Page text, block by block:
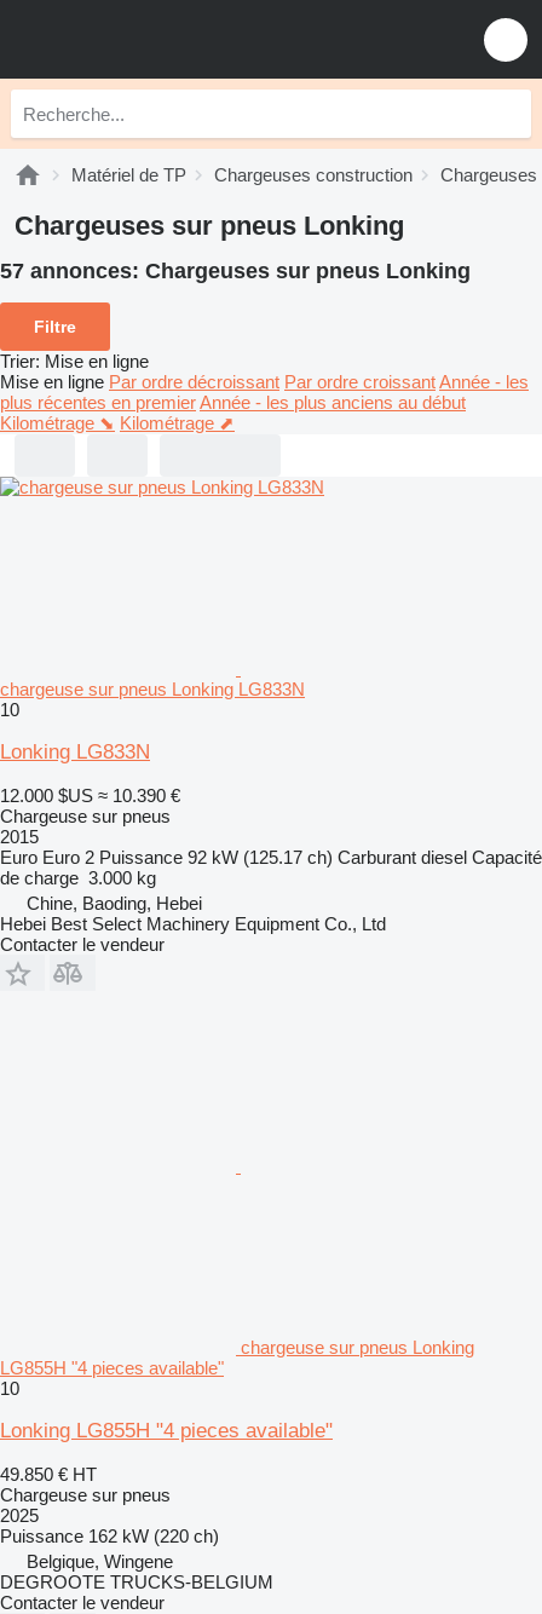
Matériel de TP Chargeuses construction Chargeuses
Chargeuses sur pneus Lonking
57 annonces: Chargeuses sur pneus Lonking
Filtre
Trier: Mise en ligne
Mise en ligne Par ordre décroissant Par ordre croissantAnnée - les
plus récentes en premierAnnée - les plus anciens au début
Kilométrage ⬊ Kilométrage ⬈
chargeuse sur pneus Lonking LG833N
10
Lonking LG833N
12.000 $US ≈ 10.390 €
Chargeuse sur pneus
2015
Euro Euro 2 Puissance 92 kW (125.17 ch) Carburant diesel Capacité
de charge 3.000 kg
Chine, Baoding, Hebei
Hebei Best Select Machinery Equipment Co., Ltd
Contacter le vendeur
chargeuse sur pneus Lonking
LG855H "4 pieces available"
10
Lonking LG855H "4 pieces available"
49.850 € HT
Chargeuse sur pneus
2025
Puissance 162 kW (220 ch)
Belgique, Wingene
DEGROOTE TRUCKS-BELGIUM
Contacter le vendeur